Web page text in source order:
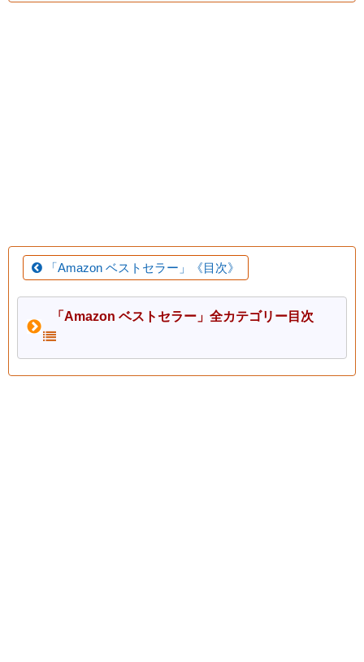
「Amazon ベストセラー」《目次》
「Amazon ベストセラー」全カテゴリー目次